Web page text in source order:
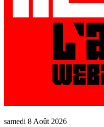
samedi 8 Août 2026